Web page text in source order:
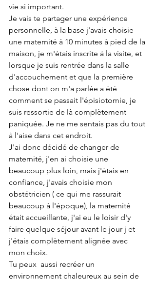
vie si important.
Je vais te partager une expérience
personnelle, à la base j'avais choisie
une maternité à 10 minutes à pied de la
maison, je m'étais inscrite à la visite, et
lorsque je suis rentrée dans la salle
d'accouchement et que la première
chose dont on m'a parlée a été
comment se passait l'épisiotomie, je
suis ressortie de là complètement
paniquée. Je ne me sentais pas du tout
à l'aise dans cet endroit.
J'ai donc décidé de changer de
maternité, j'en ai choisie une
beaucoup plus loin, mais j'étais en
confiance, j'avais choisie mon
obstétricien ( ce qui me rassurait
beaucoup à l'époque), la maternité
était accueillante, j'ai eu le loisir d'y
faire quelque séjour avant le jour j et
j'étais complètement alignée avec
mon choix.
Tu peux  aussi recréer un
environnement chaleureux au sein de